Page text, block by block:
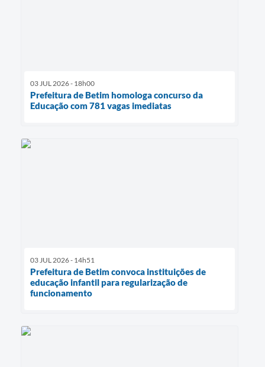
03 JUL 2026 - 18h00
Prefeitura de Betim homologa concurso da
Educação com 781 vagas imediatas
03 JUL 2026 - 14h51
Prefeitura de Betim convoca instituições de
educação infantil para regularização de
funcionamento